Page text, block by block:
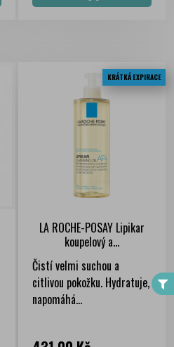
LA ROCHE-POSAY Lipikar
koupelový a...
Čistí velmi suchou a
citlivou pokožku. Hydratuje,
napomáhá...
KRÁTKÁ EXPIRACE